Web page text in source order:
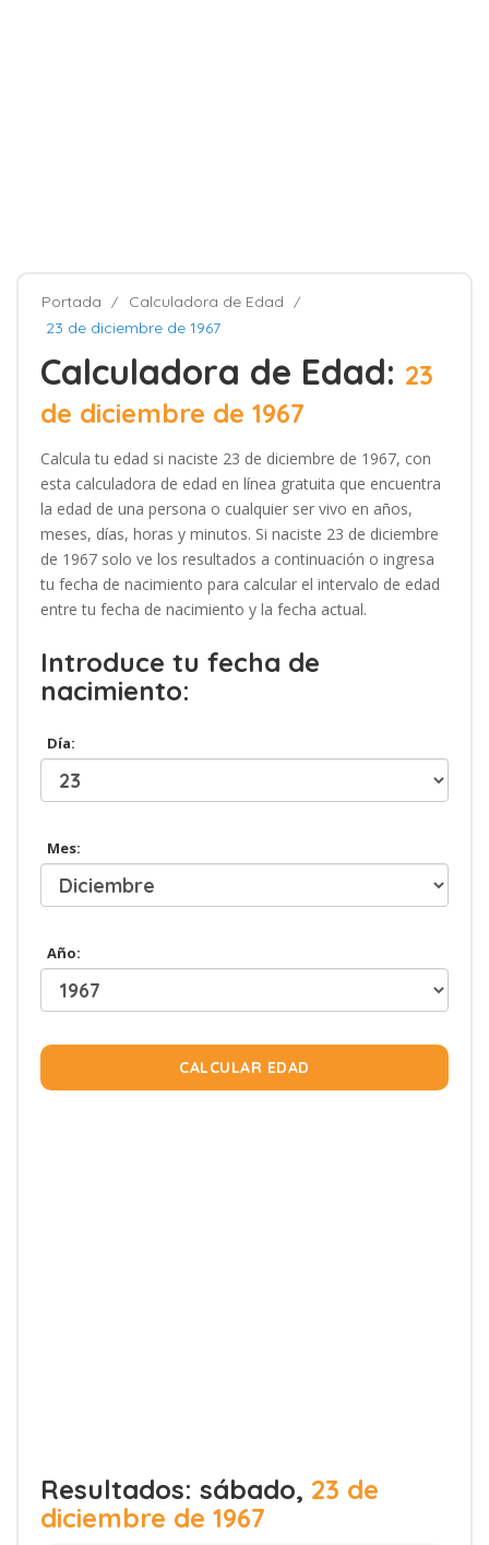
Portada
Calculadora de Edad
23 de diciembre de 1967
Calculadora de Edad: 23
de diciembre de 1967
Calcula tu edad si naciste 23 de diciembre de 1967, con
esta calculadora de edad en línea gratuita que encuentra
la edad de una persona o cualquier ser vivo en años,
meses, días, horas y minutos. Si naciste 23 de diciembre
de 1967 solo ve los resultados a continuación o ingresa
tu fecha de nacimiento para calcular el intervalo de edad
entre tu fecha de nacimiento y la fecha actual.
Introduce tu fecha de
nacimiento:
Día:
Mes:
Año:
CALCULAR EDAD
Resultados: sábado, 23 de
diciembre de 1967